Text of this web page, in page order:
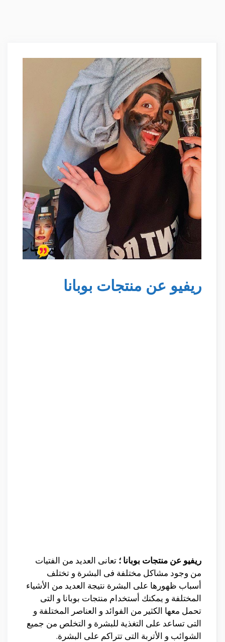
ريفيو عن منتجات بوبانا
ريفيو عن منتجات بوبانا ؛ تعانى العديد من الفتيات
من وجود مشاكل مختلفة فى البشرة و تختلف
أسباب ظهورها على البشرة نتيجة العديد من الأشياء
المختلفة و يمكنك أستخدام منتجات بوبانا و التى
تحمل معها الكثير من الفوائد و العناصر المختلفة و
التى تساعد على التغذية للبشرة و التخلص من جميع
الشوائب و الأتربة التى تتراكم على البشرة.